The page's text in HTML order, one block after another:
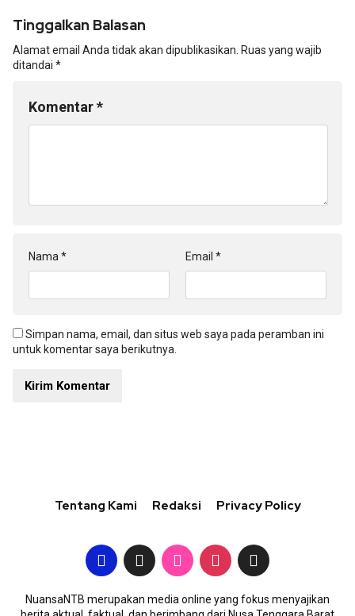
Tinggalkan Balasan
Alamat email Anda tidak akan dipublikasikan. Ruas yang wajib
ditandai *
Komentar*
Nama * Email *
Simpan nama, email, dan situs web saya pada peramban ini
untuk komentar saya berikutnya.
Tentang Kami Redaksi Privacy Policy
NuansaNTB merupakan media online yang fokus menyajikan